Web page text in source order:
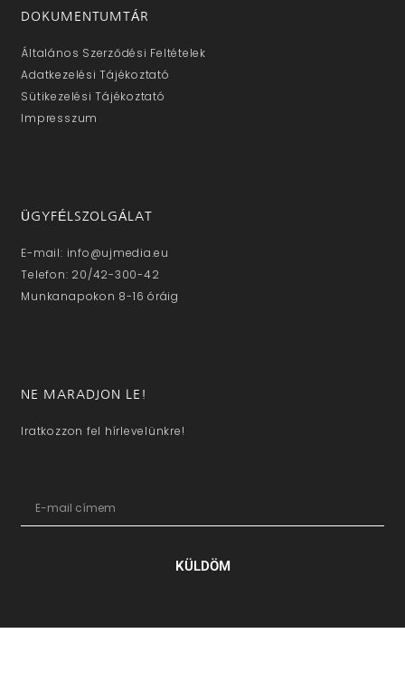
DOKUMENTUMTÁR
Általános Szerződési Feltételek
Adatkezelési Tájékoztató
Sütikezelési Tájékoztató
Impresszum
ÜGYFÉLSZOLGÁLAT
E-mail: info@ujmedia.eu
Telefon: 20/42-300-42
Munkanapokon 8-16 óráig
NE MARADJON LE!
Iratkozzon fel hírlevelünkre!
KÜLDÖM